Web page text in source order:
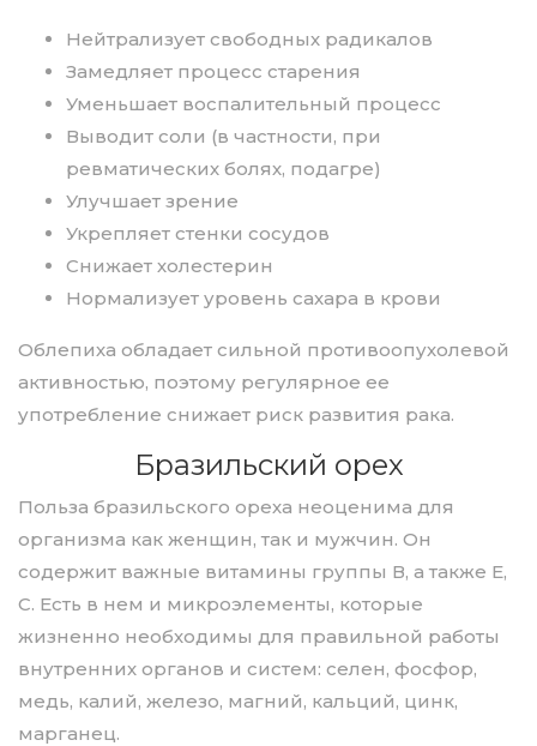
Нейтрализует свободных радикалов
Замедляет процесс старения
Уменьшает воспалительный процесс
Выводит соли (в частности, при
ревматических болях, подагре)
Улучшает зрение
Укрепляет стенки сосудов
Снижает холестерин
Нормализует уровень сахара в крови
Облепиха обладает сильной противоопухолевой
активностью, поэтому регулярное ее
употребление снижает риск развития рака.
Бразильский орех
Польза бразильского ореха неоценима для
организма как женщин, так и мужчин. Он
содержит важные витамины группы В, а также Е,
С. Есть в нем и микроэлементы, которые
жизненно необходимы для правильной работы
внутренних органов и систем: селен, фосфор,
медь, калий, железо, магний, кальций, цинк,
марганец.